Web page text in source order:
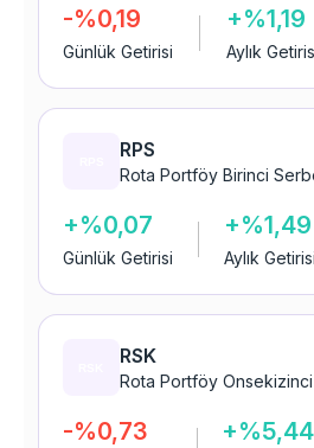
-%0,19
Günlük Getirisi
+%1,19
Aylık
RPS
Rota Portföy Birinci
+%0,07
Günlük Getirisi
+%1,49
Aylık Getirisi
RSK
Rota Portföy
-%0,73 +%5,44